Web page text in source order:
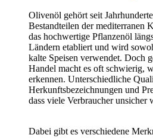
Olivenöl gehört seit
Bestandteilen der mediterranen
das hochwertige Pflanzenöl
Ländern etabliert und wird
kalte Speisen verwendet. Doch
Handel macht es oft schwierig,
erkennen. Unterschiedliche
Herkunftsbezeichnungen und
dass viele Verbraucher unsicher
Dabei gibt es verschiedene